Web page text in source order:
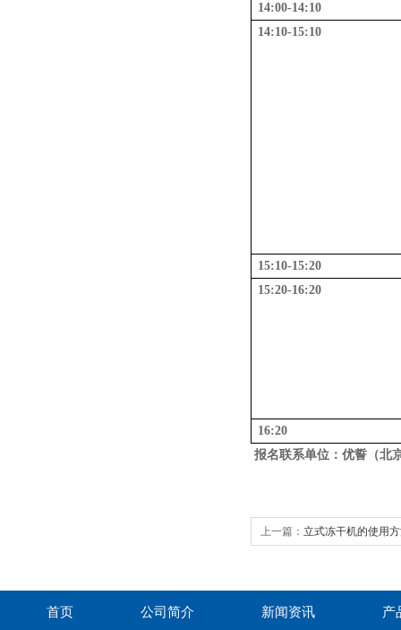
14:00-14:10
14:10-15:10
15:10-15:20
15:20-16:20
16:20
报名联系单位：优誓（北
上一篇： 立式冻干机的使用
首页 公司简介 新闻资讯 产